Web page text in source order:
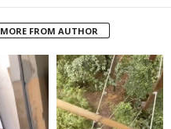
MORE FROM AUTHOR